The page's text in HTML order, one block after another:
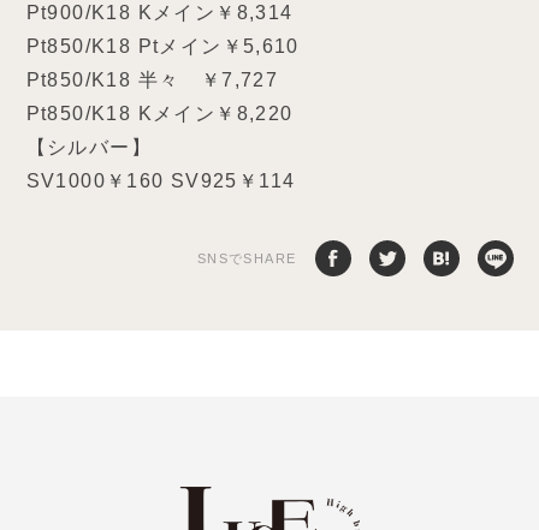
Pt900/K18 Kメイン￥8,314
Pt850/K18 Ptメイン￥5,610
Pt850/K18 半々 ￥7,727
Pt850/K18 Kメイン￥8,220
【シルバー】
SV1000￥160 SV925￥114
SNSでSHARE